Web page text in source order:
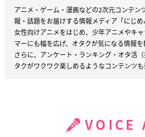
アニメ・ゲーム・漫画などの2次元コンテン
報・話題をお届けする情報メディア「にじめ
女性向けアニメをはじめ、少年アニメやキ
マーにも幅を広げ、オタクが気になる情報を
さらに、アンケート・ランキング・オタ活
タクがワクワク楽しめるようなコンテンツも
VOICE